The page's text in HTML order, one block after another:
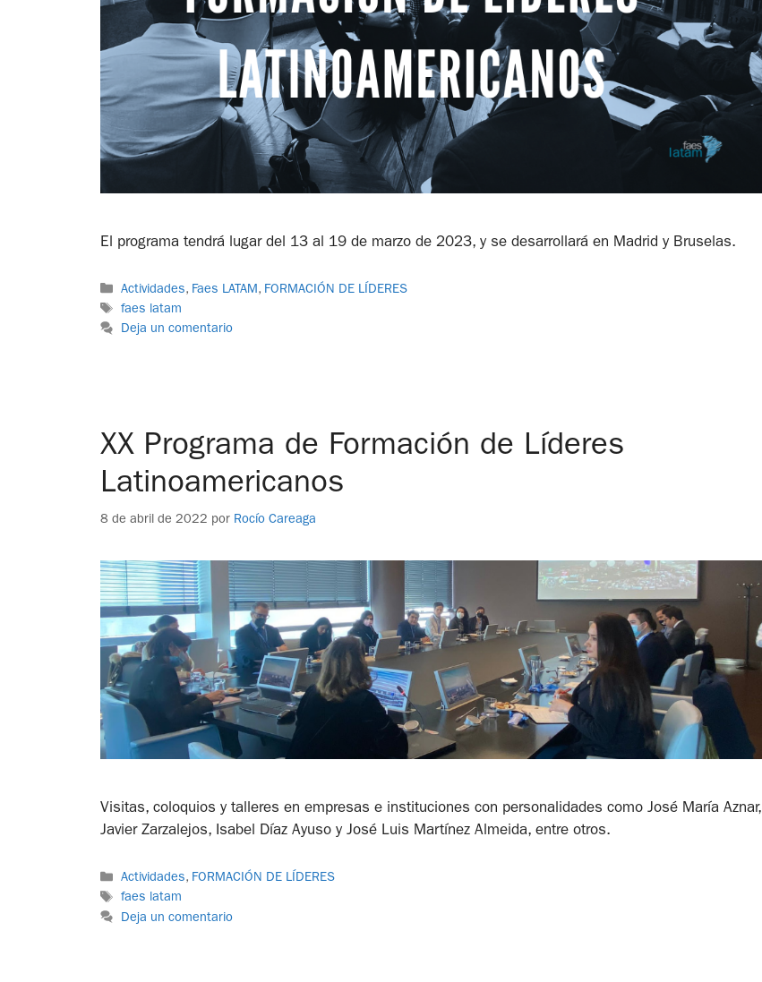
El programa tendrá lugar del 13 al 19 de marzo de 2023, y se desarrollará en Madrid y Bruselas.
Actividades, Faes LATAM, FORMACIÓN DE LÍDERES
faes latam
Deja un comentario
XX Programa de Formación de Líderes
Latinoamericanos
8 de abril de 2022 por Rocío Careaga
Visitas, coloquios y talleres en empresas e instituciones con personalidades como José María Aznar,
Javier Zarzalejos, Isabel Díaz Ayuso y José Luis Martínez Almeida, entre otros.
Actividades, FORMACIÓN DE LÍDERES
faes latam
Deja un comentario